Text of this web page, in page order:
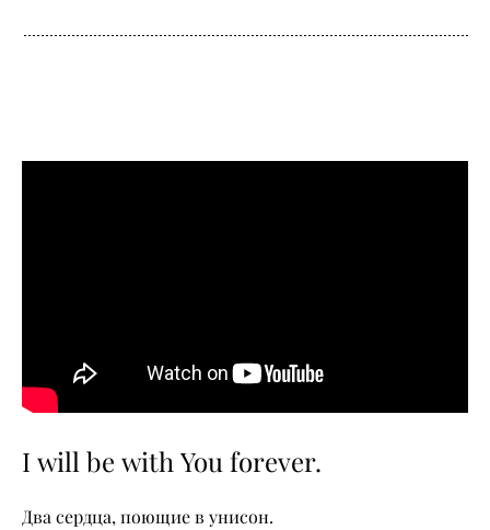
I will be with You forever.
Два сердца, поющие в унисон.